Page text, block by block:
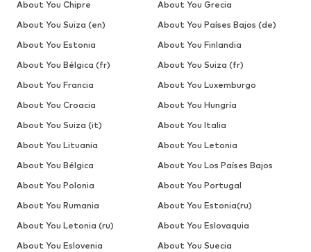
About You Chipre
About You Grecia
About You Suiza (en)
About You Países Bajos (de)
About You Estonia
About You Finlandia
About You Bélgica (fr)
About You Suiza (fr)
About You Francia
About You Luxemburgo
About You Croacia
About You Hungría
About You Suiza (it)
About You Italia
About You Lituania
About You Letonia
About You Bélgica
About You Los Países Bajos
About You Polonia
About You Portugal
About You Rumania
About You Estonia(ru)
About You Letonia (ru)
About You Eslovaquia
About You Eslovenia
About You Suecia